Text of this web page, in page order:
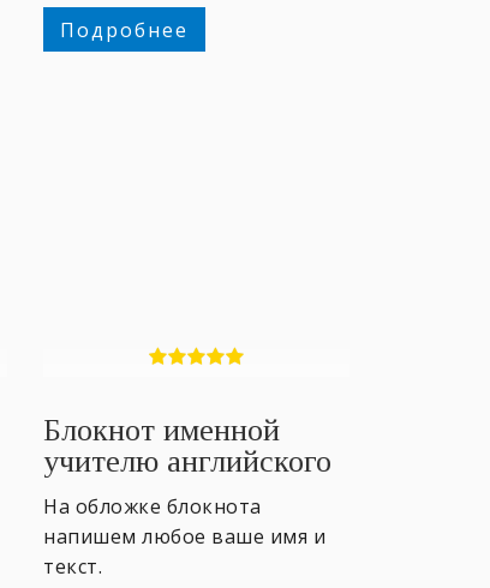
Подробнее
Блокнот именной
учителю английского
#4
На обложке блокнота
напишем любое ваше имя и
текст.